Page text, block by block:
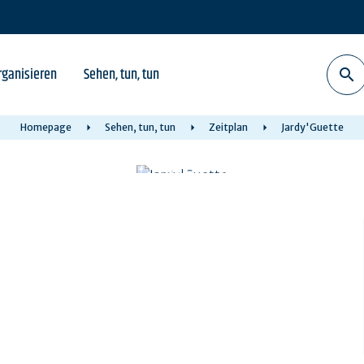
Sehen, tun, tun
Homepage Sehen, tun, tun Zeitplan Jardy'Guette